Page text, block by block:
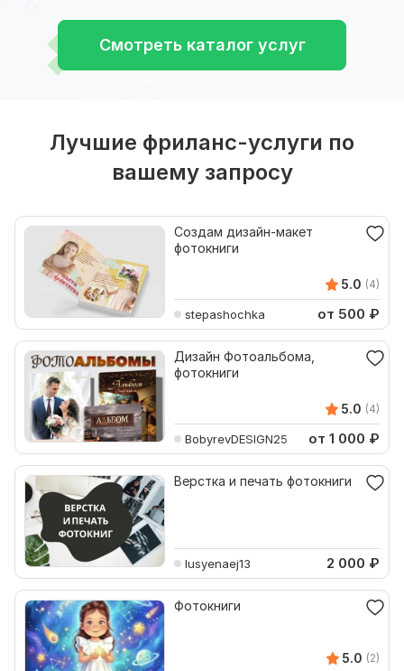
Смотреть каталог услуг
Лучшие фриланс-услуги по
вашему запросу
Создам дизайн-макет
фотокниги
5.0 (4)
stepashochka от 500 ₽
Дизайн Фотоальбома,
фотокниги
5.0 (4)
BobyrevDESIGN25 от 1 000 ₽
Верстка и печать фотокниги
lusyenaej13 2 000 ₽
Фотокниги
5.0 (2)